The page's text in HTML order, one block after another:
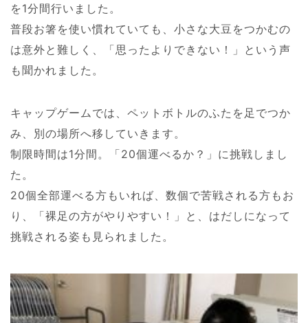
を1分間行いました。
普段お箸を使い慣れていても、小さな大豆をつかむの
は意外と難しく、「思ったよりできない！」という声
も聞かれました。
キャップゲームでは、ペットボトルのふたを足でつか
み、別の場所へ移していきます。
制限時間は1分間。「20個運べるか？」に挑戦しまし
た。
20個全部運べる方もいれば、数個で苦戦される方もお
り、「裸足の方がやりやすい！」と、はだしになって
挑戦される姿も見られました。